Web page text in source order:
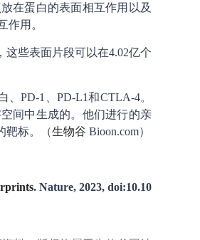
在蛋白的表面相互作用以及
作用。
些表面片段可以在4.02亿个
PD-1、PD-L1和CTLA-4。
间中生成的。他们进行的亲
靶标。（生物谷 Bioon.com）
. Nature, 2023, doi:10.10